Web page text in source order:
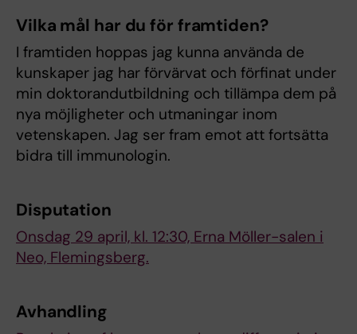
Vilka mål har du för framtiden?
I framtiden hoppas jag kunna använda de
kunskaper jag har förvärvat och förfinat under
min doktorandutbildning och tillämpa dem på
nya möjligheter och utmaningar inom
vetenskapen. Jag ser fram emot att fortsätta
bidra till immunologin.
Disputation
Onsdag 29 april, kl. 12:30, Erna Möller-salen i
Neo, Flemingsberg.
Avhandling